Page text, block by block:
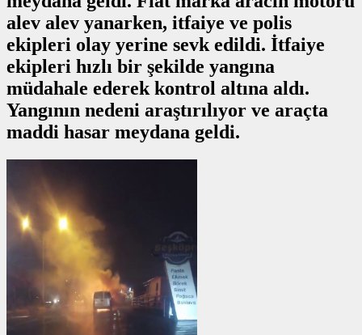
alev alev yanarken, itfaiye ve polis
ekipleri olay yerine sevk edildi. İtfaiye
ekipleri hızlı bir şekilde yangına
müdahale ederek kontrol altına aldı.
Yangının nedeni araştırılıyor ve araçta
maddi hasar meydana geldi.